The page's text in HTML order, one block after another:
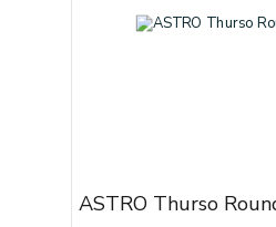
ASTRO Thurso